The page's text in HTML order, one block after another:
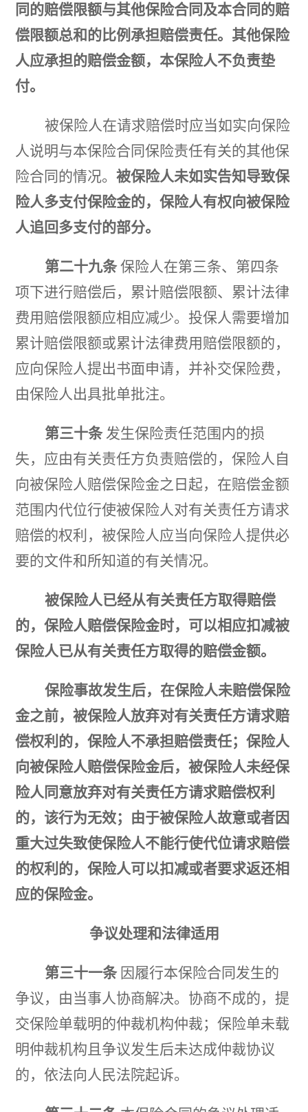
同的赔偿限额与其他保险合同及本合同的赔
偿限额总和的比例承担赔偿责任。其他保险
人应承担的赔偿金额，本保险人不负责垫
付。
被保险人在请求赔偿时应当如实向保险
人说明与本保险合同保险责任有关的其他保
险合同的情况。被保险人未如实告知导致保
险人多支付保险金的，保险人有权向被保险
人追回多支付的部分。
第二十九条 保险人在第三条、第四条
项下进行赔偿后，累计赔偿限额、累计法律
费用赔偿限额应相应减少。投保人需要增加
累计赔偿限额或累计法律费用赔偿限额的，
应向保险人提出书面申请，并补交保险费，
由保险人出具批单批注。
第三十条 发生保险责任范围内的损
失，应由有关责任方负责赔偿的，保险人自
向被保险人赔偿保险金之日起，在赔偿金额
范围内代位行使被保险人对有关责任方请求
赔偿的权利，被保险人应当向保险人提供必
要的文件和所知道的有关情况。
被保险人已经从有关责任方取得赔偿
的，保险人赔偿保险金时，可以相应扣减被
保险人已从有关责任方取得的赔偿金额。
保险事故发生后，在保险人未赔偿保险
金之前，被保险人放弃对有关责任方请求赔
偿权利的，保险人不承担赔偿责任；保险人
向被保险人赔偿保险金后，被保险人未经保
险人同意放弃对有关责任方请求赔偿权利
的，该行为无效；由于被保险人故意或者因
重大过失致使保险人不能行使代位请求赔偿
的权利的，保险人可以扣减或者要求返还相
应的保险金。
争议处理和法律适用
第三十一条 因履行本保险合同发生的
争议，由当事人协商解决。协商不成的，提
交保险单载明的仲裁机构仲裁；保险单未载
明仲裁机构且争议发生后未达成仲裁协议
的，依法向人民法院起诉。